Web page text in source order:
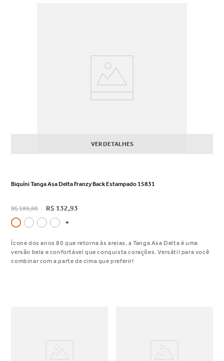
VER DETALHES
Biquíni Tanga Asa Delta Franzy Back Estampado 15831
R$189,90 R$ 132,93
Ícone dos anos 80 que retorna às areias, a Tanga Asa Delta é uma
versão bela e confortável que conquista corações. Versátil para você
combinar com a parte de cima que preferir!